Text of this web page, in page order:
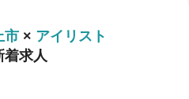
市 × アイリスト
着求人